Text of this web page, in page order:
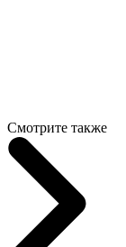
Смотрите также